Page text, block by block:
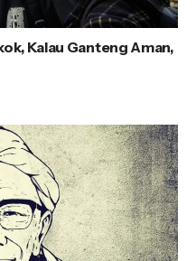
Kalau Ganteng Aman,